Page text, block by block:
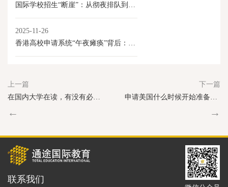
国际学校招生“断崖”：从彻夜排队到门庭冷落
2025-11-26
香港高校申请系统“午夜瘫痪”背后：内地学生激增与香港教育产业化的新变局
上一篇
在国内大学在读，有没有必要转学到美国读本科呢？
←
下一篇
申请美国什么时候开始准备最好？
→
联系我们